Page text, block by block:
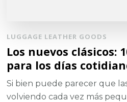
LUGGAGE LEATHER GOODS
Los nuevos clásicos:
para los días
Si bien puede parecer que
volviendo cada vez más